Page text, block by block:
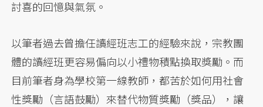
討喜的回憶與氣氛。
以筆者過去曾擔任讀經班志工的經驗來說，宗教團
體的讀經班更容易偏向以小禮物積點換取獎勵。而
目前筆者身為學校第一線教師，都苦於如何用社會
性獎勵（言語鼓勵）來替代物質獎勵（獎品），讓